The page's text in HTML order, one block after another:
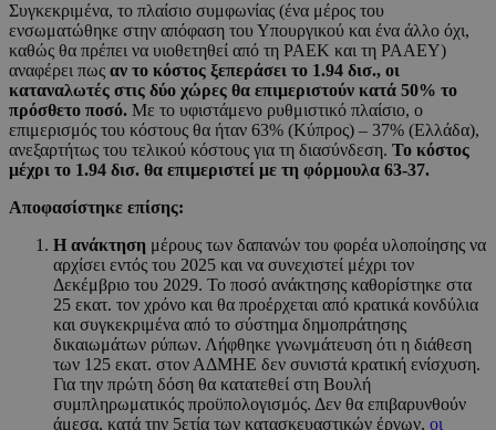
Συγκεκριμένα, το πλαίσιο συμφωνίας (ένα μέρος του
ενσωματώθηκε στην απόφαση του Υπουργικού και ένα άλλο όχι,
καθώς θα πρέπει να υιοθετηθεί από τη ΡΑΕΚ και τη ΡΑΑΕΥ)
αναφέρει πως αν το κόστος ξεπεράσει το 1.94 δισ., οι
καταναλωτές στις δύο χώρες θα επιμεριστούν κατά 50% το
πρόσθετο ποσό. Με το υφιστάμενο ρυθμιστικό πλαίσιο, ο
επιμερισμός του κόστους θα ήταν 63% (Κύπρος) – 37% (Ελλάδα),
ανεξαρτήτως του τελικού κόστους για τη διασύνδεση. Το κόστος
μέχρι το 1.94 δισ. θα επιμεριστεί με τη φόρμουλα 63-37.
Αποφασίστηκε επίσης:
Η ανάκτηση μέρους των δαπανών του φορέα υλοποίησης να
αρχίσει εντός του 2025 και να συνεχιστεί μέχρι τον
Δεκέμβριο του 2029. Το ποσό ανάκτησης καθορίστηκε στα
25 εκατ. τον χρόνο και θα προέρχεται από κρατικά κονδύλια
και συγκεκριμένα από το σύστημα δημοπράτησης
δικαιωμάτων ρύπων. Λήφθηκε γνωνμάτευση ότι η διάθεση
των 125 εκατ. στον ΑΔΜΗΕ δεν συνιστά κρατική ενίσχυση.
Για την πρώτη δόση θα κατατεθεί στη Βουλή
συμπληρωματικός προϋπολογισμός. Δεν θα επιβαρυνθούν
άμεσα, κατά την 5ετία των κατασκευαστικών έργων, οι